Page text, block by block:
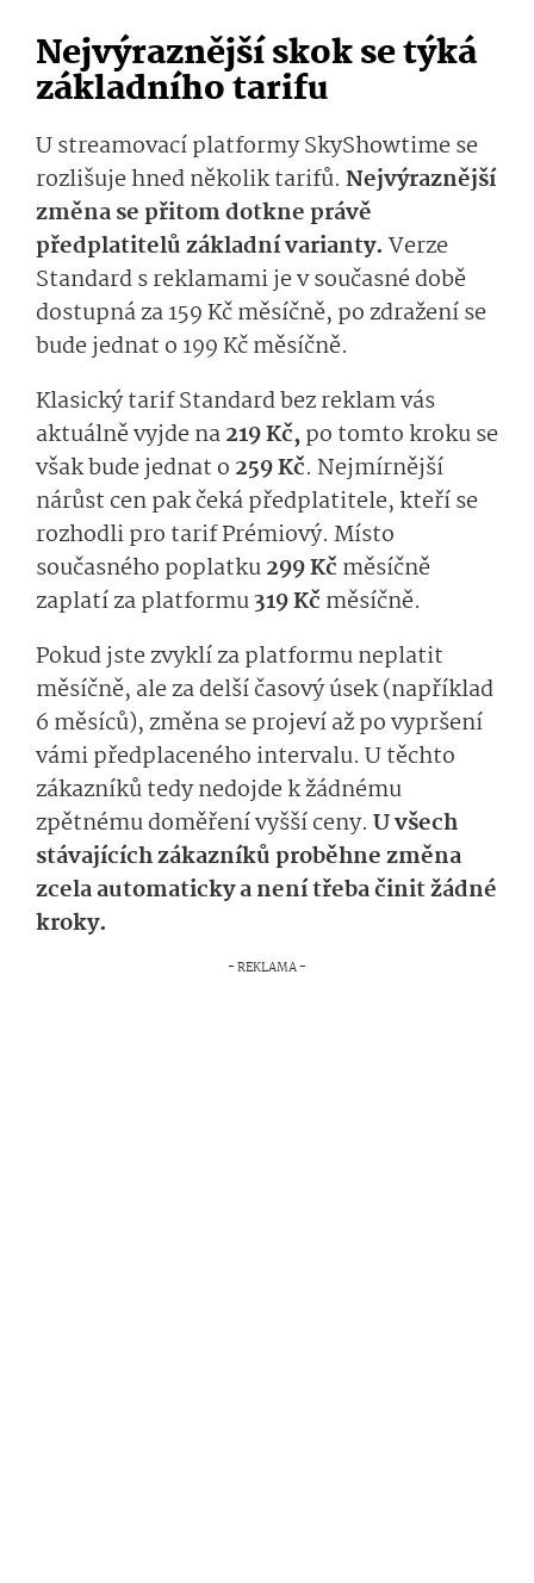
Nejvýraznější skok se týká
základního tarifu
U streamovací platformy SkyShowtime se
rozlišuje hned několik tarifů. Nejvýraznější
změna se přitom dotkne právě
předplatitelů základní varianty. Verze
Standard s reklamami je v současné době
dostupná za 159 Kč měsíčně, po zdražení se
bude jednat o 199 Kč měsíčně.
Klasický tarif Standard bez reklam vás
aktuálně vyjde na219 Kč,po tomto kroku se
však bude jednat o 259 Kč. Nejmírnější
nárůst cen pak čeká předplatitele, kteří se
rozhodli pro tarif Prémiový. Místo
současného poplatku299 Kč měsíčně
zaplatí za platformu319 Kč měsíčně.
Pokud jste zvyklí za platformu neplatit
měsíčně, ale za delší časový úsek (například
6 měsíců), změna se projeví až po vypršení
vámi předplaceného intervalu. U těchto
zákazníků tedy nedojde k žádnému
zpětnému doměření vyšší ceny. U všech
stávajících zákazníků proběhne změna
zcela automaticky a není třeba činit žádné
kroky.